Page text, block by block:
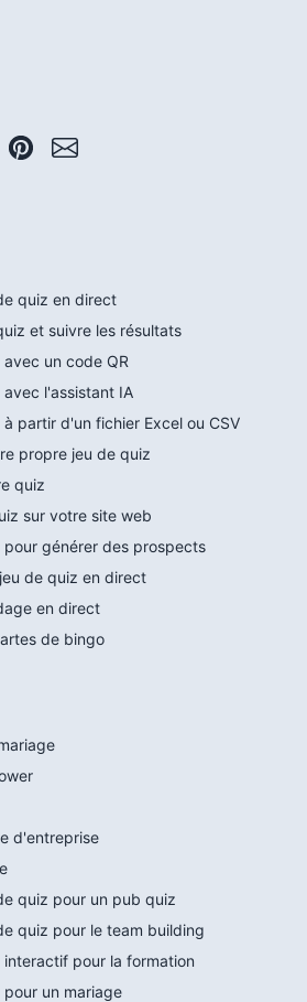
quiz en direct
et suivre les résultats
un code QR
l'assistant IA
partir d'un fichier Excel ou CSV
propre jeu de quiz
quiz
sur votre site web
générer des prospects
de quiz en direct
en direct
de bingo
d'entreprise
quiz pour un pub quiz
quiz pour le team building
pour la formation
un mariage